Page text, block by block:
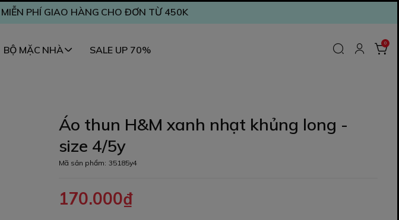
PHÍ GIAO HÀNG CHO ĐƠN TỪ 450K
BỘ MẶC NHÀ SALE UP 70%
0
Áo thun H&M xanh nhạt khủng long -
size 4/5y
Mã sản phẩm: 35185y4
170.000₫